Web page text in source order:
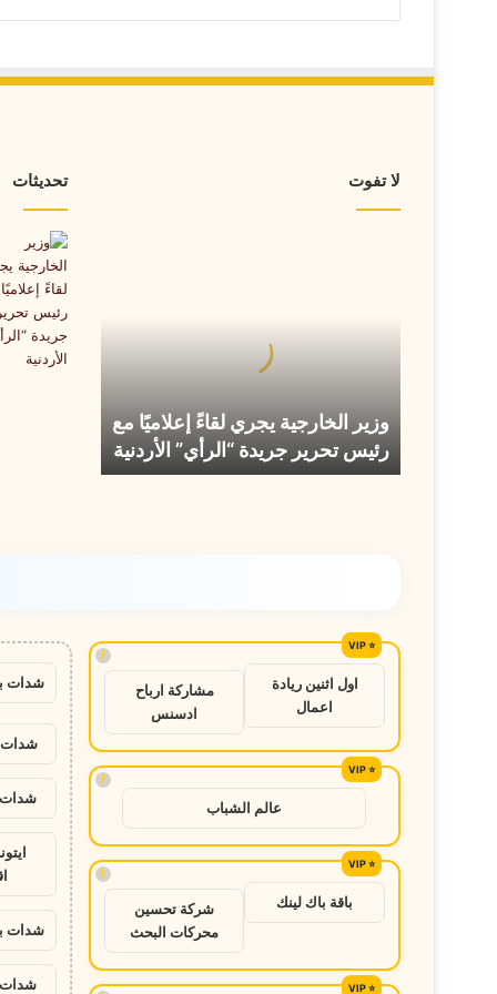
لا تفوت
جريدة
“الرأي”
الأردنية
وزير الخارجية يجري لقاءً إعلاميًا مع
رئيس تحرير جريدة “الرأي” الأردنية
تحديثات
!
اول اثنين ريادة
اعمال
مشاركة ارباح
ادسنس
!
عالم الشباب
!
باقة باك لينك
شركة تحسين
محركات البحث
شدات
شدات
شدات
شدات
شدات